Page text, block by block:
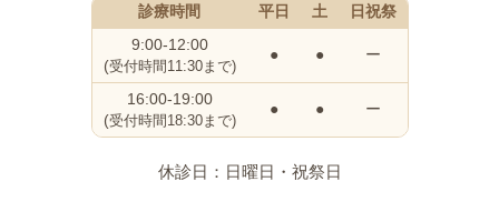
診療時間 平日 土
日祝祭
9:00-12:00
(受付時間11:30まで)
● ● ー
16:00-19:00
(受付時間18:30まで)
● ● ー
休診日：日曜日・祝祭日